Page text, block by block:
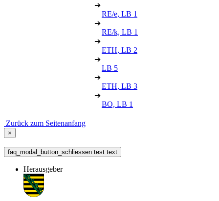
➔
RE/e, LB 1
➔
RE/k, LB 1
➔
ETH, LB 2
➔
LB 5
➔
ETH, LB 3
➔
BO, LB 1
Zurück zum Seitenanfang
×
faq_modal_button_schliessen test text
Herausgeber